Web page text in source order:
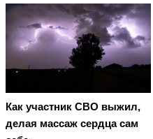
Как участник СВО выжил,
делая массаж сердца сам